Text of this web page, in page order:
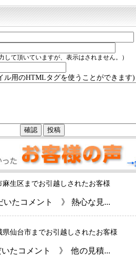
て頂いていますが、表示はされません。）
ル用のHTMLタグを使うことができます)